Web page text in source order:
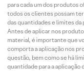
para cada um dos produtos
todos os clientes possam
das quantidades e limites
Antes de aplicar nos
material, é importante que
comporta a aplicação nos
questão, bem como se há
quantidade para a aplicação